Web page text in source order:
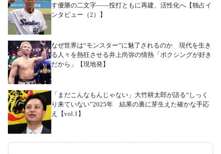
す優勝の二文字――投打ともに再建、活性化へ【独占イ
ンタビュー（2）】
なぜ世界は“モンスター”に魅了されるのか 現代を生き
る人々を熱狂させる井上尚弥の情熱「ボクシングが好き
だから」【現地発】
「まだこんなもんじゃない」大竹耕太郎が語る“しっく
り来ていない”2025年 結果の裏に芽生えた確かな手応
え【vol.1】